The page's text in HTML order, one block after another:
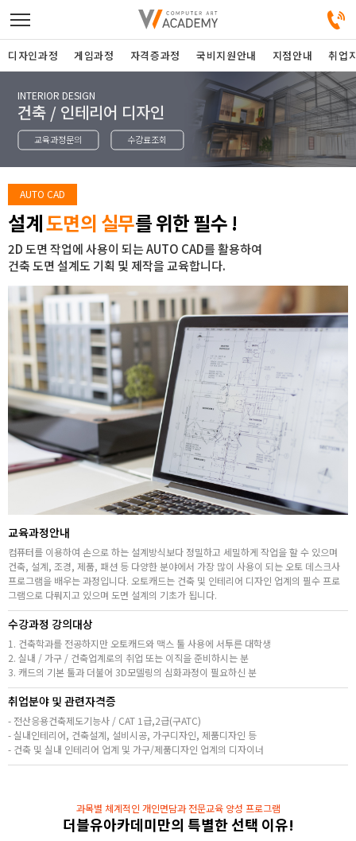
디자인정규과정
디자인단과과정
게임과정
자격증과정
커뮤니티
취업지원센터
고객상담센터
아카데미소개
지점별 홈페이지
디자인과정 게임과정 자격증과정 국비지원안내 지점안내 취업
INTERIOR DESIGN
건축 / 인테리어 디자인
교육과정문의 수강료조회
AUTO CAD
설계도면의 실무를 위한 필수 !
2D 도면 작업에 사용이 되는 AUTO CAD를 활용하여
건축 도면 설계도 기획 및 제작을 교육합니다.
교육과정안내
컴퓨터를 이용하여 손으로 하는 설계방식보다 정밀하고 세밀하게 작업을 할 수 있으며
건축, 설계, 조경, 제품, 패션 등 다양한 분야에서 가장 많이 사용이 되는 오토 데스크사
프로그램을 배우는 과정입니다. 오토캐드는 건축 및 인테리어 디자인 업계의 필수 프로
그램으로 다뤄지고 있으며 도면 설계의 기초가 됩니다.
수강과정 강의대상
1. 건축학과를 전공하지만 오토캐드와 맥스 툴 사용에 서투른 대학생
2. 실내 / 가구 / 건축업계로의 취업 또는 이직을 준비하시는 분
3. 캐드의 기본 툴과 더불어 3D모델링의 심화과정이 필요하신 분
취업분야 및 관련자격증
- 전산응용건축제도기능사 / CAT 1급,2급(구ATC)
- 실내인테리어, 건축설계, 설비시공, 가구디자인, 제품디자인 등
- 건축 및 실내 인테리어 업계 및 가구/제품디자인 업계의 디자이너
과목별 체계적인 개인면담과 전문교육 양성 프로그램
더블유아카데미만의 특별한 선택 이유!